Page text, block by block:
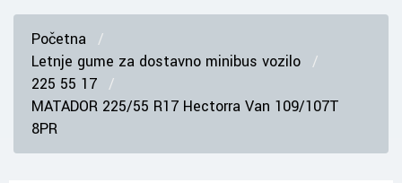
Početna
Letnje gume za dostavno minibus vozilo
225 55 17
MATADOR 225/55 R17 Hectorra Van 109/107T
8PR